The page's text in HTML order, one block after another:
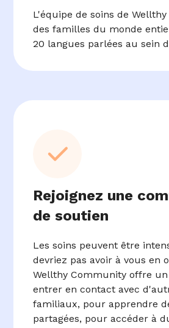
L'équipe de soins de
des familles du monde
20 langues parlées au sein
Rejoignez une
de soutien
Les soins peuvent être
devriez pas avoir à vous en
Wellthy Community offre
entrer en contact avec
familiaux, pour apprendre
partagées, pour accéder à